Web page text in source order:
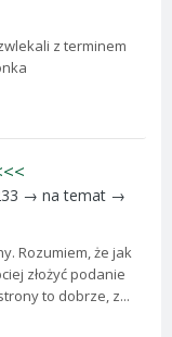
z terminem
→ na temat →
Rozumiem, że jak
złożyć podanie
to dobrze, z...